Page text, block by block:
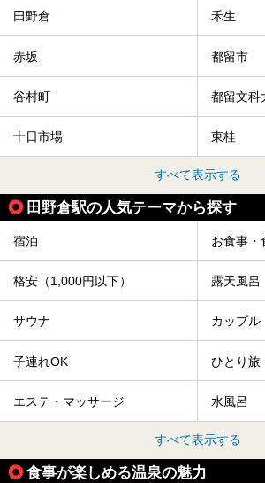
田野倉 禾生
赤坂 都留市
谷村町 都留文科
十日市場 東桂
すべて表示する
田野倉駅の人気テーマから探す
宿泊 お食事・
格安（1,000円以下） 露天風呂
サウナ カップル
子連れOK ひとり旅
エステ・マッサージ 水風呂
すべて表示する
食事が楽しめる温泉の魅力